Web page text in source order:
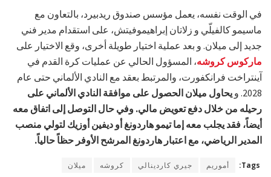
في الوقت نفسه، يعمل مؤسس صندوق ريدبيرد، بالتعاون مع
ماسيمو كالفيلّي و زلاتان إبراهيموفيتش، على استقدام مدير فني
جديد إلى ميلان. و بعد عملية اختيار طويلة أخرى، وقع الاختيار على
ماركوس كروشه، المسؤول الحالي عن عمليات كرة القدم في
آينتراخت فرانكفورت، والمرتبط بعقد مع النادي الألماني حتى عام
2028. و
يحاول ميلان الحصول على موافقة النادي الألماني على
رحيله من خلال دفع تعويض مالي. وفي حال التوصل إلى اتفاق معه
أيضاً، فقد يجلب معه إما تيمو هاردونغ أو ديفين أوزيك لتولي منصب
المدير الرياضي، مع اعتبار هاردونغ المرشح الأوفر حظاً حالياً.
Tags: أموريم جيري كاردينالي كروشه ميلان